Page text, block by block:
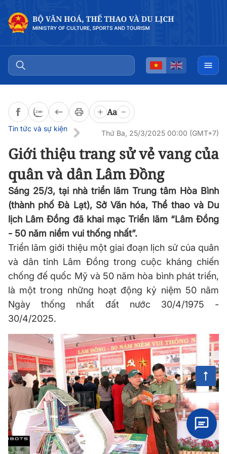
Aa
Tin tức và sự kiện
Thứ Ba, 25/3/2025 00:00 (GMT+7)
Giới thiệu trang sử vẻ vang của
quân và dân Lâm Đồng
Sáng 25/3, tại nhà triển lãm Trung tâm Hòa Bình
(thành phố Đà Lạt), Sở Văn hóa, Thể thao và Du
lịch Lâm Đồng đã khai mạc Triển lãm “Lâm Đồng
- 50 năm niềm vui thống nhất”.
Triển lãm giới thiệu một giai đoạn lịch sử của quân
và dân tỉnh Lâm Đồng trong cuộc kháng chiến
chống đế quốc Mỹ và 50 năm hòa bình phát triển,
là một trong những hoạt động kỷ niệm 50 năm
Ngày thống nhất đất nước 30/4/1975 -
30/4/2025.
Đọc bài